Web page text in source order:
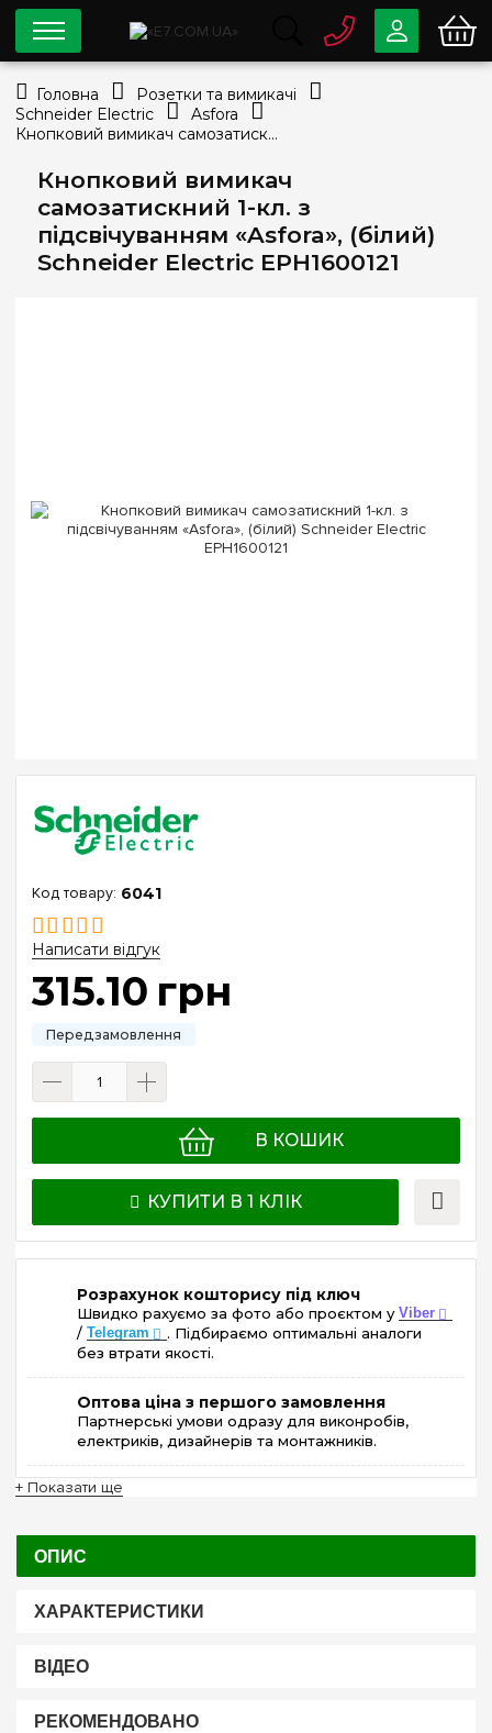
Кнопковий вимикач
самозатискний 1-кл. з
підсвічуванням «Asfora», (білий)
Schneider Electric EPH1600121
6041
Написати відгук
315.10 грн
В КОШИК
КУПИТИ В 1 КЛІК
Розрахунок кошторису під ключ
Швидко рахуємо за фото або проєктом у Viber
/ Telegram
. Підбираємо оптимальні аналоги
без втрати якості.
Оптова ціна з першого замовлення
Партнерські умови одразу для виконробів,
електриків, дизайнерів та монтажників.
+ Показати ще
ОПИС
ХАРАКТЕРИСТИКИ
ВІДЕО
РЕКОМЕНДОВАНО
0 80033-63-07
info@e7.com.ua
Viber
Головна
Розетки та вимикачі
Schneider Electric
Asfora
Кнопковий вимикач самозатискний 1-кл. з підсвічуванням «Asfora», (білий) Schneider Electric EPH1600121